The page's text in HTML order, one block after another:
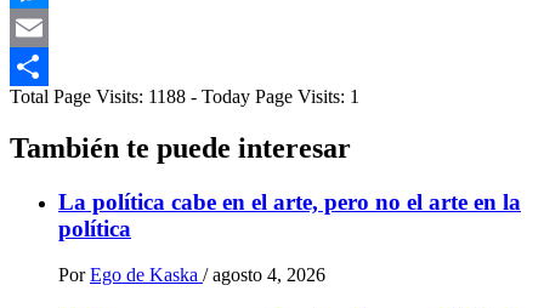
Messenger
Email
Compartir
Total Page Visits: 1188 - Today Page Visits: 1
También te puede interesar
La política cabe en el arte, pero no el arte en la
política
Por Ego de Kaska / agosto 4, 2026